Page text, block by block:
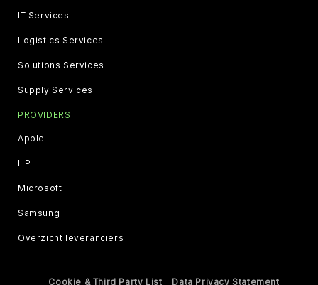
IT Services
Logistics Services
Solutions Services
Supply Services
PROVIDERS
Apple
HP
Microsoft
Samsung
Overzicht leveranciers
Cookie & Third Party List Data Privacy Statement